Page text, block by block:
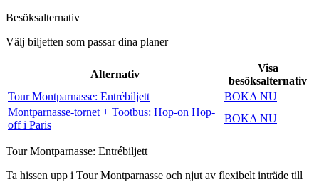
Besöksalternativ
Välj biljetten som passar dina planer
Alternativ
Visa
besöksalternativ
Tour Montparnasse: Entrébiljett
BOKA NU
Montparnasse-tornet + Tootbus: Hop-on Hop-
off i Paris
BOKA NU
Tour Montparnasse: Entrébiljett
Ta hissen upp i Tour Montparnasse och njut av flexibelt inträde till